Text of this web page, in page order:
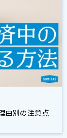
由別の注意点